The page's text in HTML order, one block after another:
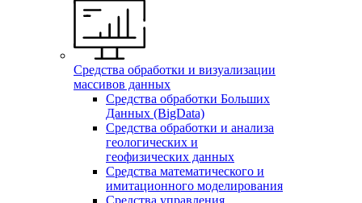
Средства обработки и визуализации
массивов данных
Средства обработки Больших
Данных (BigData)
Средства обработки и анализа
геологических и
геофизических данных
Средства математического и
имитационного моделирования